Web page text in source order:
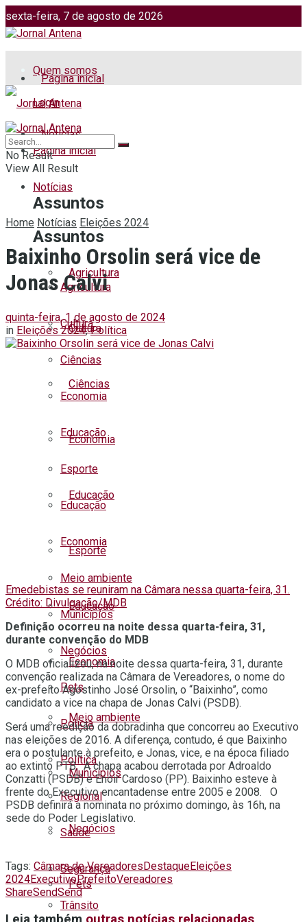
sexta-feira, 7 de agosto de 2026
Jornalismo: (51) 98599 2486
Quem somos
Login
Página inicial
Notícias
Assuntos
Agricultura
Cultura
Ciências
Economia
Educação
Esporte
Educação
Economia
Meio ambiente
Municípios
Negócios
Pets
Página inicial
Notícias
Assuntos
Agricultura
Cultura
Ciências
Economia
Educação
Esporte
Educação
Economia
Meio ambiente
Municípios
Negócios
Pets
Polícia
Política
Regional
Saúde
Segurança
Trânsito
No Result
View All Result
Home Notícias Eleições 2024
Baixinho Orsolin será vice de
Jonas Calvi
quinta-feira, 1 de agosto de 2024
in Eleições 2024,Política
Emedebistas se reuniram na Câmara nessa quarta-feira, 31.
Crédito: Divulgação/MDB
Definição ocorreu na noite dessa quarta-feira, 31,
durante convenção do MDB
O MDB oficializou, na noite dessa quarta-feira, 31, durante
convenção realizada na Câmara de Vereadores, o nome do
ex-prefeito Agostinho José Orsolin, o “Baixinho”, como
candidato a vice na chapa de Jonas Calvi (PSDB).
Será uma reedição da dobradinha que concorreu ao Executivo
nas eleições de 2016. A diferença, contudo, é que Baixinho
era o postulante à prefeito, e Jonas, vice, e na época filiado
ao extinto PTB. A chapa acabou derrotada por Adroaldo
Conzatti (PSDB) e Enoir Cardoso (PP). Baixinho esteve à
frente do Executivo encantadense entre 2005 e 2008. O
PSDB definirá a nominata no próximo domingo, às 16h, na
sede do Poder Legislativo.
Tags: Câmara de VereadoresDestaqueEleições
2024ExecutivoPrefeitoVereadores
ShareSendSend
Leia também outras notícias relacionadas